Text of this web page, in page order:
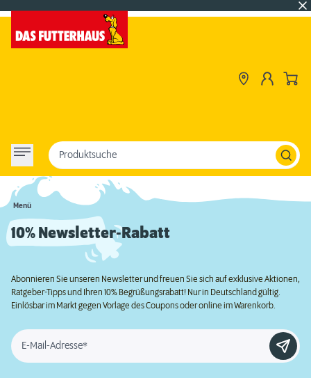
Menü
Produktsuche
10% Newsletter-Rabatt
Abonnieren Sie unseren Newsletter und freuen Sie sich auf exklusive Aktionen,
Ratgeber-Tipps und Ihren 10% Begrüßungsrabatt! Nur in Deutschland gültig.
Einlösbar im Markt gegen Vorlage des Coupons oder online im Warenkorb.
E-Mail-Adresse*